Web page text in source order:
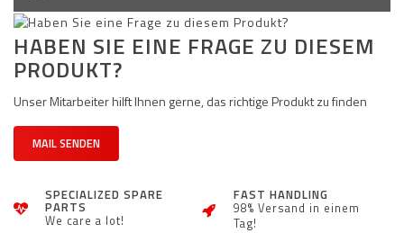
HABEN SIE EINE FRAGE ZU DIESEM
PRODUKT?
Unser Mitarbeiter hilft Ihnen gerne, das richtige Produkt zu finden
MAIL SENDEN
SPECIALIZED SPARE
PARTS
We care a lot!
FAST HANDLING
98% Versand in einem
Tag!